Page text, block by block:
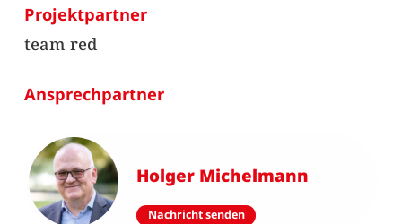
Projektpartner
team red
Ansprechpartner
Holger Michelmann
Nachricht senden